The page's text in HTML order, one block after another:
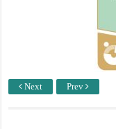
Next Prev